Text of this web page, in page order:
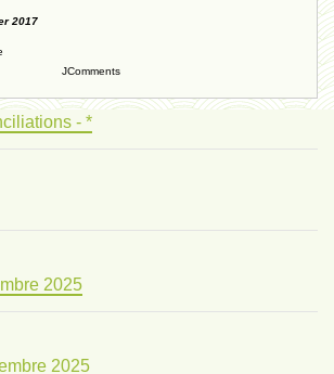
2017
JComments
- *
2025
2025